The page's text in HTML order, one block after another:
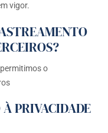
vigor.
o
PRIVACIDADE